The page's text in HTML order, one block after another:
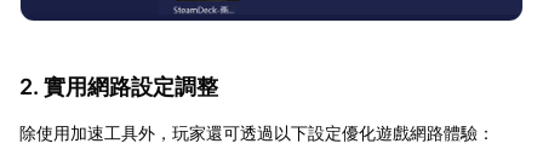
2. 實用網路設定調整
除使用加速工具外，玩家還可透過以下設定優化遊戲網路體驗：